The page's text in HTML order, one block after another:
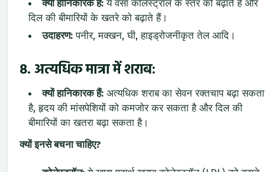
क्यों हानिकारक हैं:ये वसा कोलेस्ट्रॉल के स्तर को बढ़ाते हैं और
दिल की बीमारियों के खतरे को बढ़ाते हैं।
उदाहरण:पनीर, मक्खन, घी, हाइड्रोजनीकृत तेल आदि।
8. अत्यधिक मात्रा में शराब:
क्यों हानिकारक हैं: अत्यधिक शराब का सेवन रक्तचाप बढ़ा सकता
है, हृदय की मांसपेशियों को कमजोर कर सकता है और दिल की
बीमारियों का खतरा बढ़ा सकता है।
क्यों इनसे बचना चाहिए?